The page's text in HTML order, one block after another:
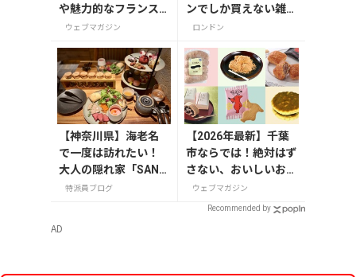
や魅力的なフランス
の宮殿/庭園にせまる
ウェブマガジン
ンでしか買えない雑
貨/お菓子/紅茶まで徹
ロンドン
【神奈川県】海老名
で一度は訪れたい！
大人の隠れ家「SAND
GLASS 熾火」で味わ
特派員ブログ
【2026年最新】千葉
市ならでは！絶対はず
さない、おいしいお土
産10選
ウェブマガジン
Recommended by
AD